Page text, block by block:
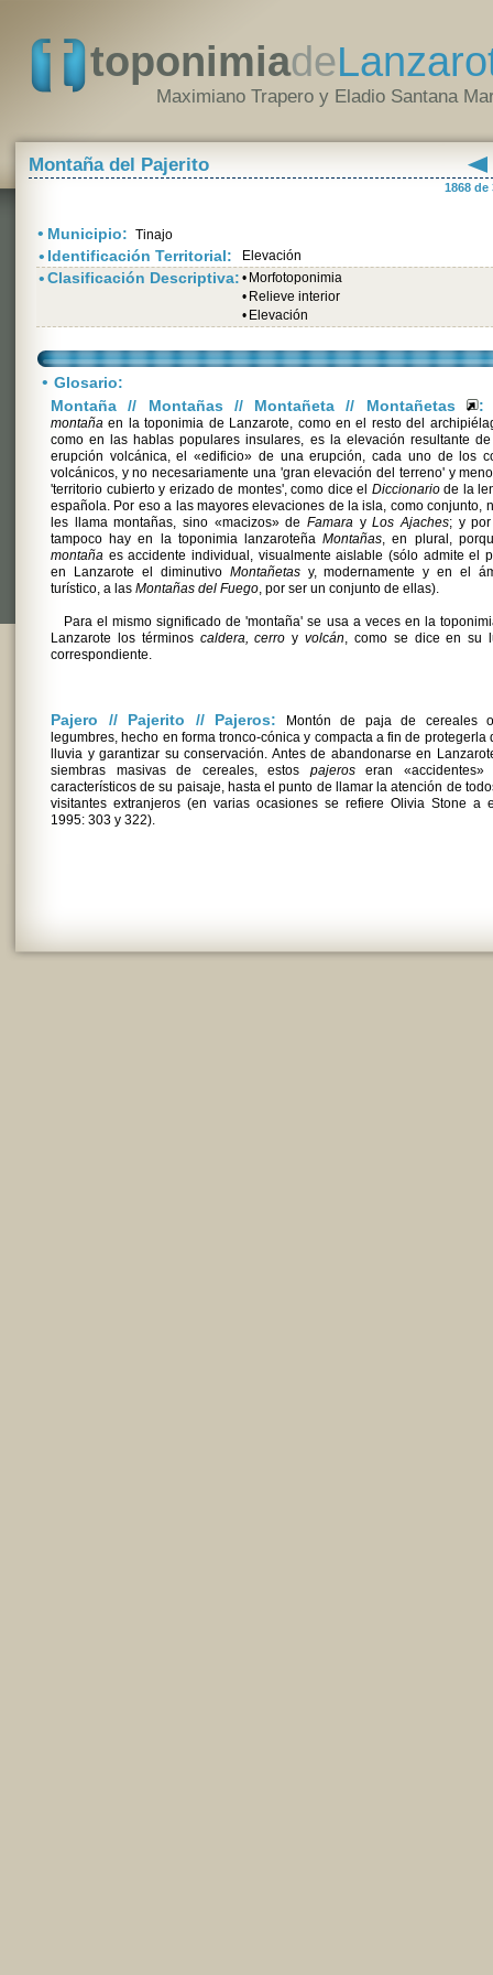
toponimiade
Maximiano Trapero y Eladio Santana
Montaña del Pajerito
1868 de
• Municipio: Tinajo
• Identificación Territorial: Elevación
•Clasificación Descriptiva: • Morfotoponimia
• Relieve interior
• Elevación
• Glosario:
Montaña // Montañas // Montañeta // Montañetas
:
montaña en la toponimia de Lanzarote, como en el resto del
como en las hablas populares insulares, es la elevación resultante
erupción volcánica, el «edificio» de una erupción, cada uno de los
volcánicos, y no necesariamente una 'gran elevación del terreno' y
'territorio cubierto y erizado de montes', como dice el Diccionariode la
española. Por eso a las mayores elevaciones de la isla, como conjunto,
les llama montañas, sino «macizos» de Famara yLos Ajaches; y
tampoco hay en la toponimia lanzaroteñaMontañas, en plural,
montaña es accidente individual, visualmente aislable (sólo admite el
en Lanzarote el diminutivo Montañetasy, modernamente y en el
turístico, a las Montañas del Fuego, por ser un conjunto de ellas).
Para el mismo significado de 'montaña' se usa a veces en la
Lanzarote los términos caldera, cerro yvolcán, como se dice en su
correspondiente.
Pajero // Pajerito // Pajeros: Montón de paja de cereales
legumbres, hecho en forma tronco-cónica y compacta a fin de protegerla
lluvia y garantizar su conservación. Antes de abandonarse en
siembras masivas de cereales, estos pajeroseran «accidentes»
característicos de su paisaje, hasta el punto de llamar la atención de
visitantes extranjeros (en varias ocasiones se refiere Olivia Stone a
1995: 303 y 322).